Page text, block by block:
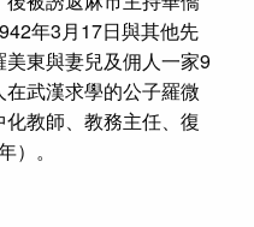
年3月17日與其他先
東與妻兒及佣人一家9
武漢求學的公子羅微
教師、教務主任、復
。